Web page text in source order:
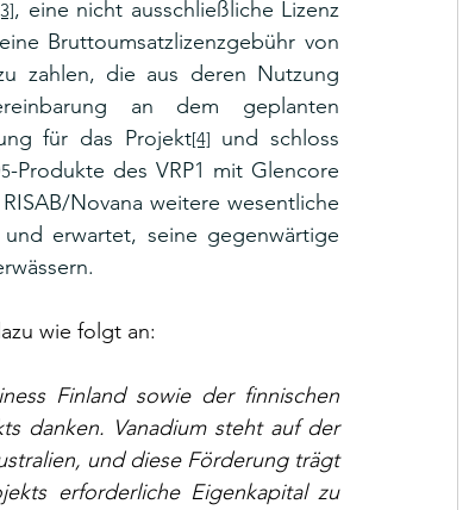
, eine nicht ausschließliche Lizenz
Bruttoumsatzlizenzgebühr von
zahlen, die aus deren Nutzung
an dem geplanten
für das Projekt[4] und schloss
5-Produkte des VRP1 mit Glencore
Novana weitere wesentliche
erwartet, seine gegenwärtige
wie folgt an:
Finland sowie der finnischen
danken. Vanadium steht auf der
und diese Förderung trägt
erforderliche Eigenkapital zu